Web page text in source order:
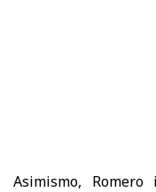
Asimismo,